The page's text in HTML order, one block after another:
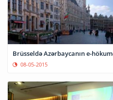
Brüsseldə Azərbaycanın e-
08-05-2015